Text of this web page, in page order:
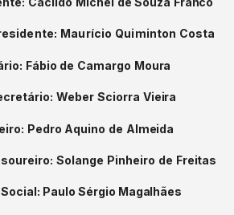
Maurício Quiminton Costa
Fábio de Camargo Moura
Weber Sciorra Vieira
Pedro Aquino de Almeida
Solange Pinheiro de Freitas
Social: Paulo Sérgio Magalhães